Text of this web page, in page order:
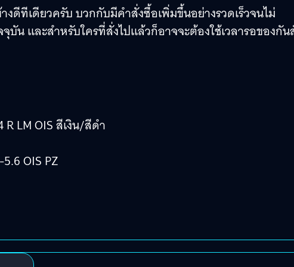
ดีทีเดียวครับ บวกกับมีคำสั่งซื้อเพิ่มขึ้นอย่างรวดเร็วจนไม่
น และสำหรับใครที่สั่งไปแล้วก็อาจจะต้องใช้เวลารอของกั
R LM OIS สีเงิน/สีดำ
OIS PZ